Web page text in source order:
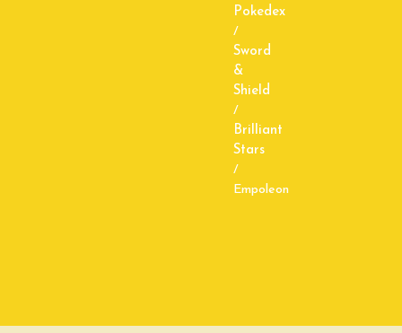
Pokedex
/
Sword
&
Shield
/
Brilliant
Stars
/
Empoleon